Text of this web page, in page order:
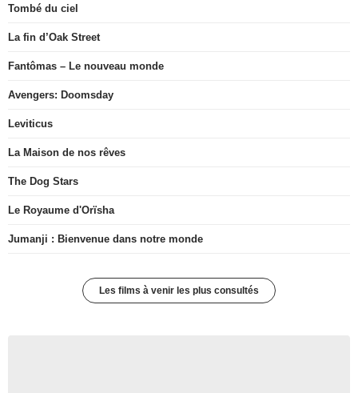
Tombé du ciel
La fin d’Oak Street
Fantômas – Le nouveau monde
Avengers: Doomsday
Leviticus
La Maison de nos rêves
The Dog Stars
Le Royaume d'Orïsha
Jumanji : Bienvenue dans notre monde
Les films à venir les plus consultés